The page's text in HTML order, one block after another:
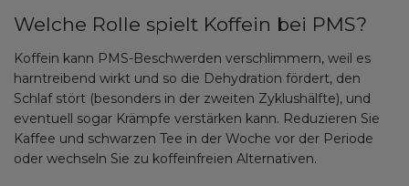
Welche Rolle spielt Koffein bei PMS?
Koffein kann PMS-Beschwerden verschlimmern, weil es
harntreibend wirkt und so die Dehydration fördert, den
Schlaf stört (besonders in der zweiten Zyklushälfte), und
eventuell sogar Krämpfe verstärken kann. Reduzieren Sie
Kaffee und schwarzen Tee in der Woche vor der Periode
oder wechseln Sie zu koffeinfreien Alternativen.